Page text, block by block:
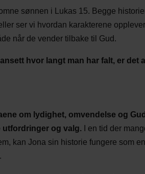
sønnen i Lukas 15. Begge
ser vi hvordan karakterene opplever
når de vender tilbake til Gud.
hvor langt man har falt, er det
om lydighet, omvendelse og
utfordringer og valg. I en tid der
kan Jona sin historie fungere som en